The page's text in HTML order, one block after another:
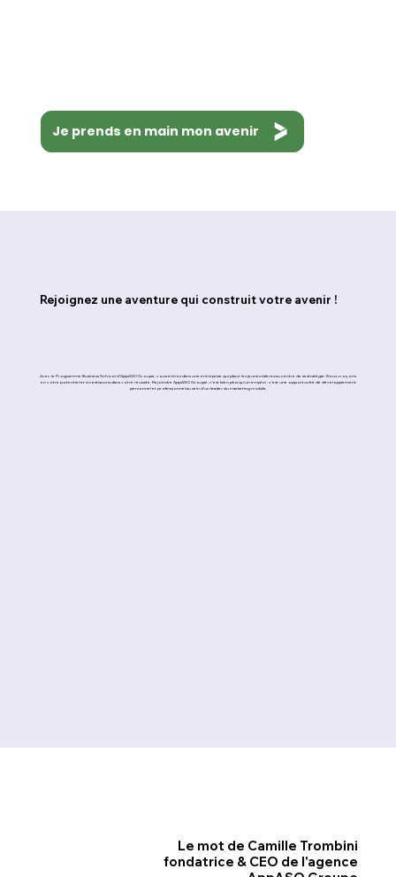
Rejoignez une aventure qui construit votre avenir !
Avec le Programme Business School d’AppASO Groupe, vous entrez dans une entreprise qui place les jeunes talents au centre de sa stratégie. Nous croyons
en votre potentiel et investissons dans votre réussite. Rejoindre AppASO Groupe, c’est bien plus qu’un emploi : c’est une opportunité de développement
personnel et professionnel au sein d’un leader du marketing mobile.
Le mot de Camille Trombini
fondatrice & CEO de l'agence
Je prends en main mon avenir